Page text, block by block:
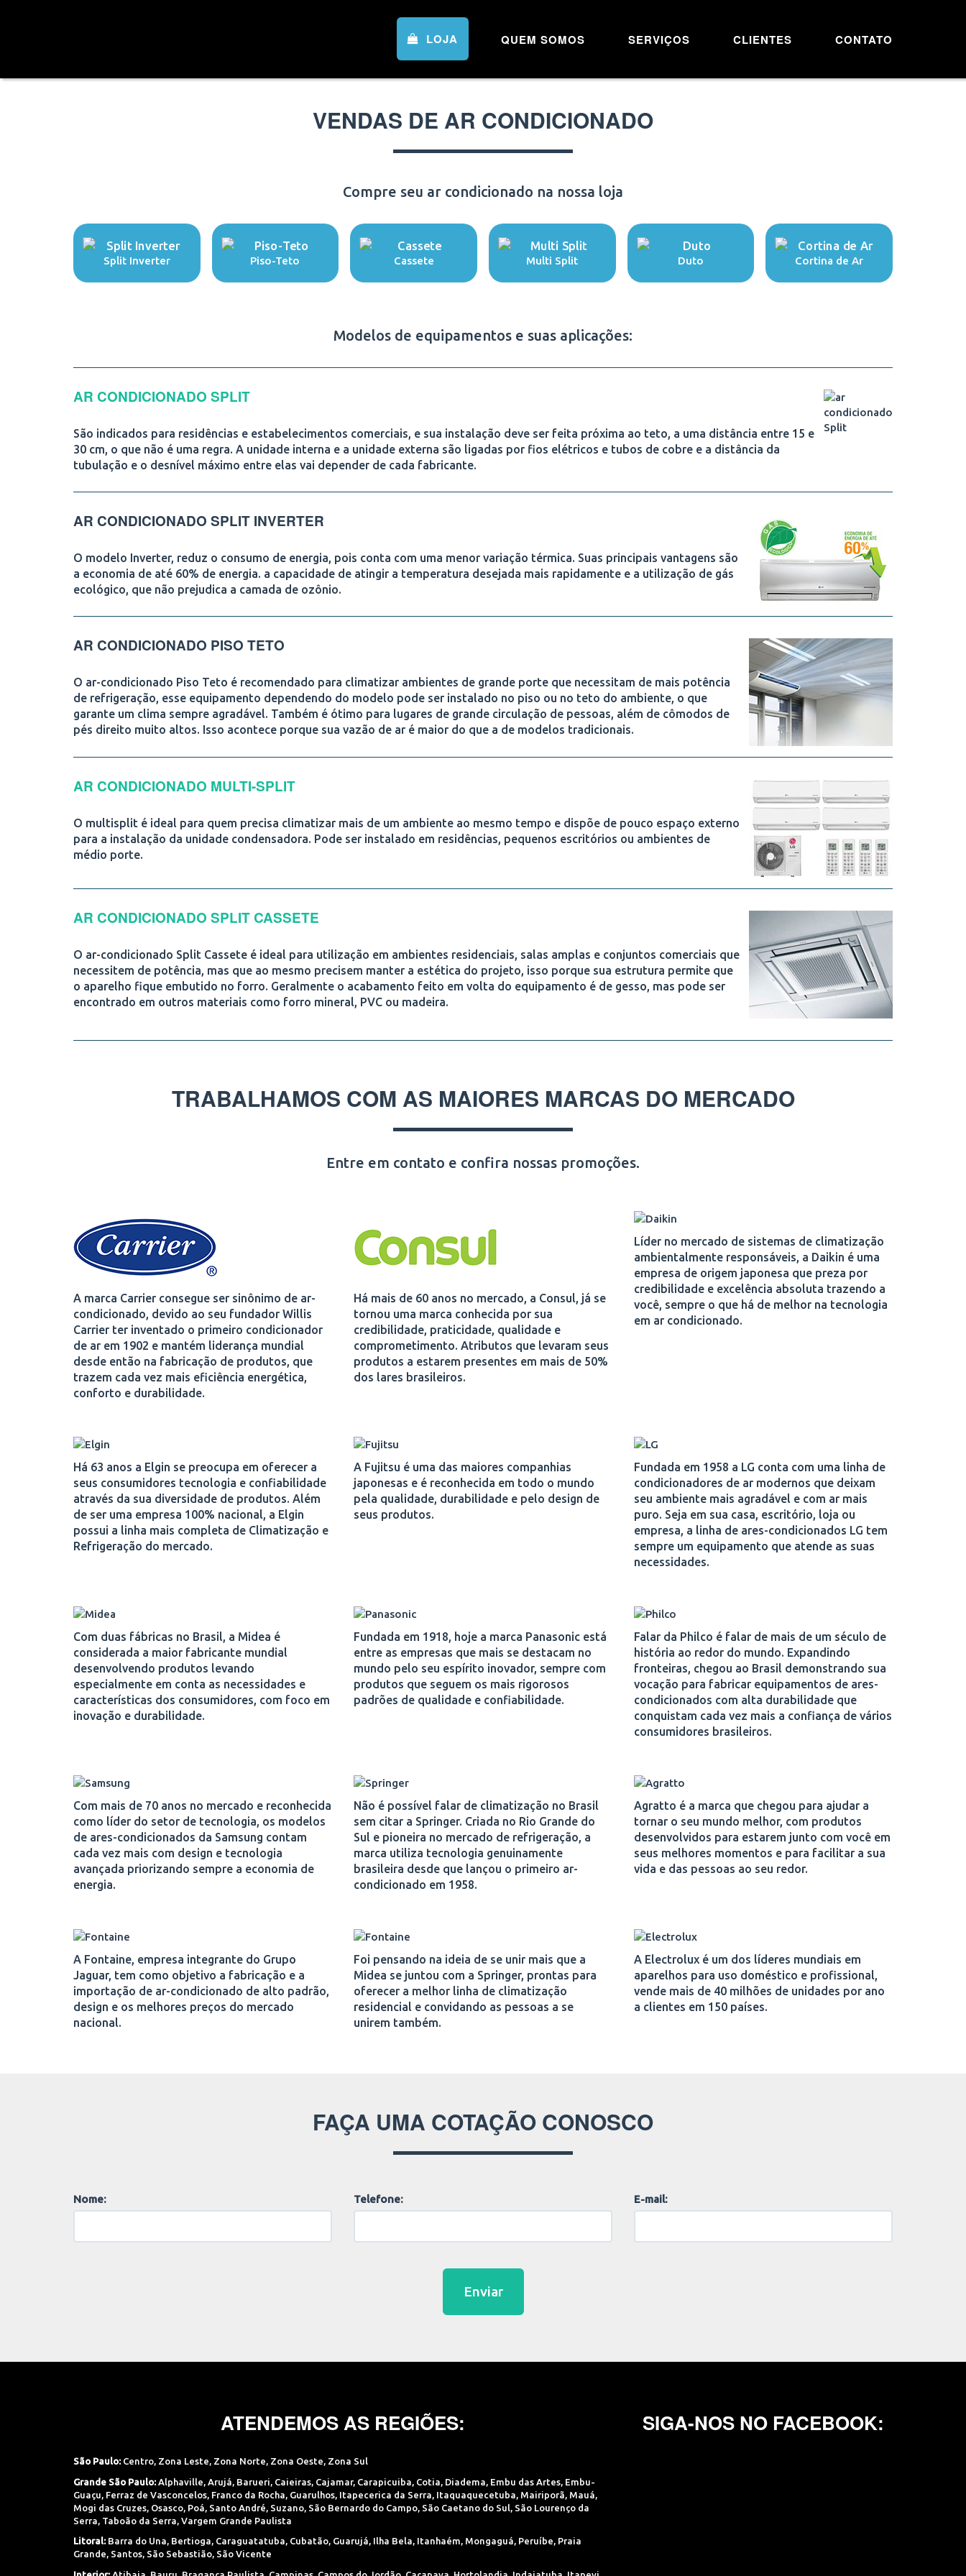
LOJA QUEM SOMOS SERVIÇOS CLIENTES CONTATO
VENDAS DE AR CONDICIONADO
Compre seu ar condicionado na nossa loja
Split Inverter Piso-Teto Cassete Multi Split Duto Cortina de Ar
Modelos de equipamentos e suas aplicações:
AR CONDICIONADO SPLIT
São indicados para residências e estabelecimentos comerciais, e sua instalação deve ser feita próxima ao teto, a uma distância entre 15 e
30 cm, o que não é uma regra. A unidade interna e a unidade externa são ligadas por fios elétricos e tubos de cobre e a distância da
tubulação e o desnível máximo entre elas vai depender de cada fabricante.
AR CONDICIONADO SPLIT INVERTER
O modelo Inverter, reduz o consumo de energia, pois conta com uma menor variação térmica. Suas principais vantagens são
a economia de até 60% de energia. a capacidade de atingir a temperatura desejada mais rapidamente e a utilização de gás
ecológico, que não prejudica a camada de ozônio.
AR CONDICIONADO PISO TETO
O ar-condicionado Piso Teto é recomendado para climatizar ambientes de grande porte que necessitam de mais potência
de refrigeração, esse equipamento dependendo do modelo pode ser instalado no piso ou no teto do ambiente, o que
garante um clima sempre agradável. Também é ótimo para lugares de grande circulação de pessoas, além de cômodos de
pés direito muito altos. Isso acontece porque sua vazão de ar é maior do que a de modelos tradicionais.
AR CONDICIONADO MULTI-SPLIT
O multisplit é ideal para quem precisa climatizar mais de um ambiente ao mesmo tempo e dispõe de pouco espaço externo
para a instalação da unidade condensadora. Pode ser instalado em residências, pequenos escritórios ou ambientes de
médio porte.
AR CONDICIONADO SPLIT CASSETE
O ar-condicionado Split Cassete é ideal para utilização em ambientes residenciais, salas amplas e conjuntos comerciais que
necessitem de potência, mas que ao mesmo precisem manter a estética do projeto, isso porque sua estrutura permite que
o aparelho fique embutido no forro. Geralmente o acabamento feito em volta do equipamento é de gesso, mas pode ser
encontrado em outros materiais como forro mineral, PVC ou madeira.
TRABALHAMOS COM AS MAIORES MARCAS DO MERCADO
Entre em contato e confira nossas promoções.
A marca Carrier consegue ser sinônimo de ar-
condicionado, devido ao seu fundador Willis
Carrier ter inventado o primeiro condicionador
de ar em 1902 e mantém liderança mundial
desde então na fabricação de produtos, que
trazem cada vez mais eficiência energética,
conforto e durabilidade.
Há mais de 60 anos no mercado, a Consul, já se
tornou uma marca conhecida por sua
credibilidade, praticidade, qualidade e
comprometimento. Atributos que levaram seus
produtos a estarem presentes em mais de 50%
dos lares brasileiros.
Líder no mercado de sistemas de climatização
ambientalmente responsáveis, a Daikin é uma
empresa de origem japonesa que preza por
credibilidade e excelência absoluta trazendo a
você, sempre o que há de melhor na tecnologia
em ar condicionado.
Há 63 anos a Elgin se preocupa em oferecer a
seus consumidores tecnologia e confiabilidade
através da sua diversidade de produtos. Além
de ser uma empresa 100% nacional, a Elgin
possui a linha mais completa de Climatização e
Refrigeração do mercado.
A Fujitsu é uma das maiores companhias
japonesas e é reconhecida em todo o mundo
pela qualidade, durabilidade e pelo design de
seus produtos.
Fundada em 1958 a LG conta com uma linha de
condicionadores de ar modernos que deixam
seu ambiente mais agradável e com ar mais
puro. Seja em sua casa, escritório, loja ou
empresa, a linha de ares-condicionados LG tem
sempre um equipamento que atende as suas
necessidades.
Com duas fábricas no Brasil, a Midea é
considerada a maior fabricante mundial
desenvolvendo produtos levando
especialmente em conta as necessidades e
características dos consumidores, com foco em
inovação e durabilidade.
Fundada em 1918, hoje a marca Panasonic está
entre as empresas que mais se destacam no
mundo pelo seu espírito inovador, sempre com
produtos que seguem os mais rigorosos
padrões de qualidade e confiabilidade.
Falar da Philco é falar de mais de um século de
história ao redor do mundo. Expandindo
fronteiras, chegou ao Brasil demonstrando sua
vocação para fabricar equipamentos de ares-
condicionados com alta durabilidade que
conquistam cada vez mais a confiança de vários
consumidores brasileiros.
Com mais de 70 anos no mercado e reconhecida
como líder do setor de tecnologia, os modelos
de ares-condicionados da Samsung contam
cada vez mais com design e tecnologia
avançada priorizando sempre a economia de
energia.
Não é possível falar de climatização no Brasil
sem citar a Springer. Criada no Rio Grande do
Sul e pioneira no mercado de refrigeração, a
marca utiliza tecnologia genuinamente
brasileira desde que lançou o primeiro ar-
condicionado em 1958.
Agratto é a marca que chegou para ajudar a
tornar o seu mundo melhor, com produtos
desenvolvidos para estarem junto com você em
seus melhores momentos e para facilitar a sua
vida e das pessoas ao seu redor.
A Fontaine, empresa integrante do Grupo
Jaguar, tem como objetivo a fabricação e a
importação de ar-condicionado de alto padrão,
design e os melhores preços do mercado
nacional.
Foi pensando na ideia de se unir mais que a
Midea se juntou com a Springer, prontas para
oferecer a melhor linha de climatização
residencial e convidando as pessoas a se
unirem também.
A Electrolux é um dos líderes mundiais em
aparelhos para uso doméstico e profissional,
vende mais de 40 milhões de unidades por ano
a clientes em 150 países.
FAÇA UMA COTAÇÃO CONOSCO
Nome: Telefone: E-mail:
Enviar
ATENDEMOS AS REGIÕES:
São Paulo: Centro, Zona Leste, Zona Norte, Zona Oeste, Zona Sul
Grande São Paulo: Alphaville Arujá Barueri Caieiras Cajamar, Carapicuiba Cotia Diadema Embu das Artes Embu-
Guaçu Ferraz de Vasconcelos Franco da Rocha Guarulhos Itapecerica da Serra Itaquaquecetuba Mairiporã Mauá
Mogi das Cruzes Osasco Poá Santo André Suzano São Bernardo do Campo São Caetano do Sul São Lourenço da
Serra Taboão da Serra Vargem Grande Paulista
Litoral: Barra do Una, Bertioga, Caraguatatuba, Cubatão, Guarujá, Ilha Bela, Itanhaém, Mongaguá, Peruíbe, Praia
Grande, Santos, São Sebastião, São Vicente
SIGA-NOS NO FACEBOOK: